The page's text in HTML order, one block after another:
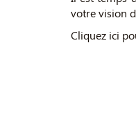
votre vision
Cliquez ici